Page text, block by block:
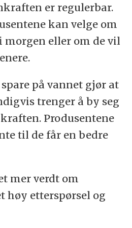
er regulerbar.
kan velge om
morgen eller om de vil
på vannet gjør at
trenger å by seg
Produsentene
til de får en bedre
mer verdt om
høy etterspørsel og